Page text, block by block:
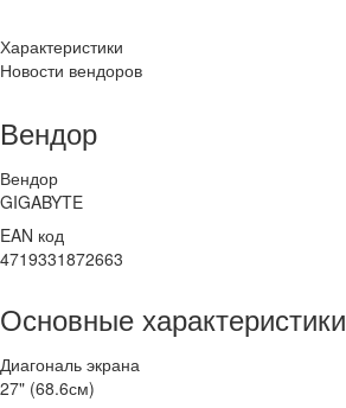
Характеристики
Новости вендоров
Вендор
Вендор
GIGABYTE
EAN код
4719331872663
Основные характеристики
Диагональ экрана
27" (68.6см)